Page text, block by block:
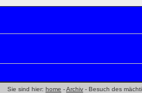
Sie sind hier: home -Archiv - Besuch des